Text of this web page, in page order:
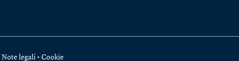
Note legali • Cookie